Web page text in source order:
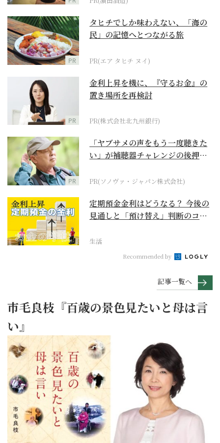
PR
タヒチでしか味わえない、「海の
民」の記憶へとつながる旅
PR(エア タヒチ ヌイ)
PR
金利上昇を機に、『守るお金』の
置き場所を再検討
PR(株式会社北九州銀行)
PR
「ヤブサメの声をもう一度聴きた
い」が補聴器チャレンジの後押し
PR(ソノヴァ・ジャパン株式会社)
定期預金金利はどうなる？ 今後の
見通しと「預け替え」判断のコツ
生活
Recommended by
記事一覧へ
市毛良枝『百歳の景色見たいと母は言
い』